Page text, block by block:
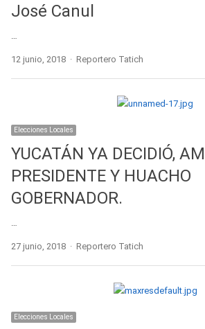
José Canul
…
12 junio, 2018 Author
Reportero Tatich
Elecciones Locales
YUCATÁN YA DECIDIÓ,
PRESIDENTE Y HUACHO
GOBERNADOR.
…
27 junio, 2018 Author
Reportero Tatich
Elecciones Locales